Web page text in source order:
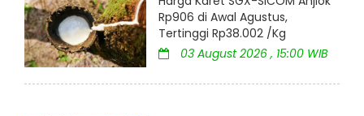
Rp906 di Awal Agustus,
Tertinggi Rp38.002 /Kg
03 August 2026 , 15:00 WIB